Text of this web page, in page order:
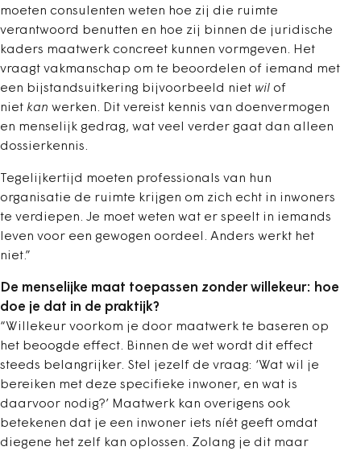
moeten consulenten weten hoe zij die ruimte
verantwoord benutten en hoe zij binnen de juridische
kaders maatwerk concreet kunnen vormgeven. Het
vraagt vakmanschap om te beoordelen of iemand met
een bijstandsuitkering bijvoorbeeld niet wil of
niet kan werken. Dit vereist kennis van doenvermogen
en menselijk gedrag, wat veel verder gaat dan alleen
dossierkennis.
Tegelijkertijd moeten professionals van hun
organisatie de ruimte krijgen om zich echt in inwoners
te verdiepen. Je moet weten wat er speelt in iemands
leven voor een gewogen oordeel. Anders werkt het
niet.”
De menselijke maat toepassen zonder willekeur: hoe
doe je dat in de praktijk?
“Willekeur voorkom je door maatwerk te baseren op
het beoogde effect. Binnen de wet wordt dit effect
steeds belangrijker. Stel jezelf de vraag: ‘Wat wil je
bereiken met deze specifieke inwoner, en wat is
daarvoor nodig?’ Maatwerk kan overigens ook
betekenen dat je een inwoner iets níét geeft omdat
diegene het zelf kan oplossen. Zolang je dit maar